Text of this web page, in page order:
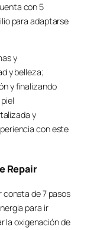
con 5
para adaptarse
y
y belleza;
y finalizando
y
con este
Repair
consta de 7 pasos
para ir
la oxigenación de